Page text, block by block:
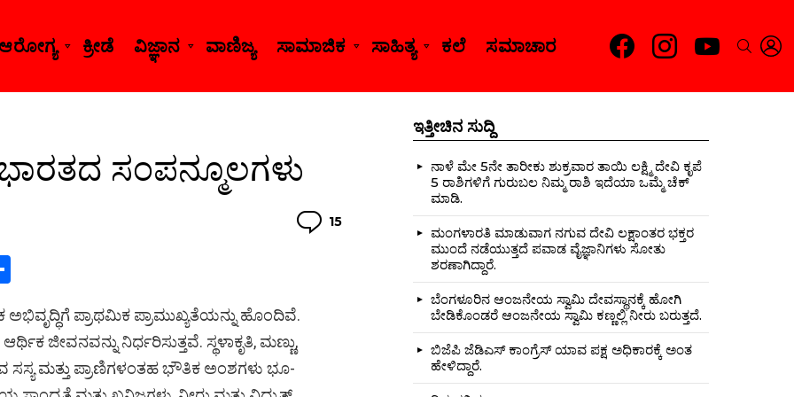
ಆರೋಗ್ಯ ಕ್ರೀಡೆ ವಿಜ್ಞಾನ ವಾಣಿಜ್ಯ ಸಾಮಾಜಿಕ ಸಾಹಿತ್ಯ ಕಲೆ ಸಮಾಚಾರ
ಸಂಪನ್ಮೂಲಗಳು
15 Comments
ar
e
ಪ್ರಾಥಮಿಕ ಪ್ರಾಮುಖ್ಯತೆಯನ್ನು ಹೊಂದಿವೆ.
ಜೀವನವನ್ನು ನಿರ್ಧರಿಸುತ್ತವೆ. ಸ್ಥಳಾಕೃತಿ, ಮಣ್ಣು,
ಮತ್ತು ಪ್ರಾಣಿಗಳಂತಹ ಭೌತಿಕ ಅಂಶಗಳು ಭೂ-
ಇತ್ತೀಚಿನ ಸುದ್ದಿ
ನಾಳೆ ಮೇ 5ನೇ ತಾರೀಕು ಶುಕ್ರವಾರ ತಾಯಿ ಲಕ್ಷ್ಮಿ ದೇವಿ ಕೃಪೆ
5 ರಾಶಿಗಳಿಗೆ ಗುರುಬಲ ನಿಮ್ಮ ರಾಶಿ ಇದೆಯಾ ಒಮ್ಮೆ ಚೆಕ್
ಮಾಡಿ.
ಮಂಗಳಾರತಿ ಮಾಡುವಾಗ ನಗುವ ದೇವಿ ಲಕ್ಷಾಂತರ ಭಕ್ತರ
ಮುಂದೆ ನಡೆಯುತ್ತದೆ ಪವಾಡ ವೈಜ್ಞಾನಿಗಳು ಸೋತು
ಶರಣಾಗಿದ್ದಾರೆ.
ಬೆಂಗಳೂರಿನ ಆಂಜನೇಯ ಸ್ವಾಮಿ ದೇವಸ್ಥಾನಕ್ಕೆ ಹೋಗಿ
ಬೇಡಿಕೊಂಡರೆ ಆಂಜನೇಯ ಸ್ವಾಮಿ ಕಣ್ಣಲ್ಲಿ ನೀರು ಬರುತ್ತದೆ.
ಬಿಜೆಪಿ ಜೆಡಿಎಸ್ ಕಾಂಗ್ರೆಸ್ ಯಾವ ಪಕ್ಷ ಅಧಿಕಾರಕ್ಕೆ ಅಂತ
ಹೇಳಿದ್ದಾರೆ.